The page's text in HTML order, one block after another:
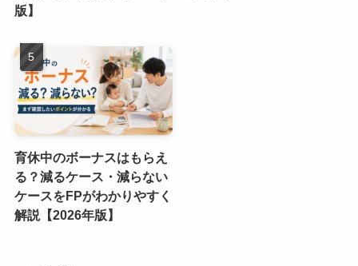
版】
育休中のボーナスはもらえ
る？減るケース・減らない
ケースをFPがわかりやすく
解説【2026年版】